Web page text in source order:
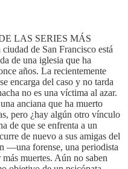
LAS SERIES MÁS
de San Francisco está
de una iglesia que ha
años. La recientemente
encarga del caso y no tarda
no es una víctima al azar.
anciana que ha muerto
pero ¿hay algún otro vínculo
de que se enfrenta a un
de nuevo a sus amigas del
—una forense, una periodista
muertes. Aún no saben